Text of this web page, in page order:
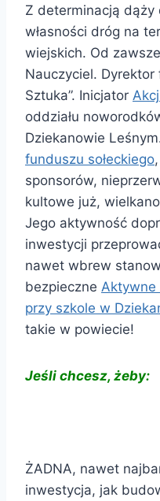
Z determinacją
własności dróg na
wiejskich. Od
Nauczyciel. Dyrektor
Sztuka”. Inicjator
oddziału
Dziekanowie
funduszu sołeckiego
sponsorów,
kultowe już,
Jego aktywność
inwestycji
nawet wbrew
bezpieczne Aktywne
przy szkole w
takie w powiecie!
Jeśli chcesz, żeby:
ŻADNA, nawet
inwestycja, jak